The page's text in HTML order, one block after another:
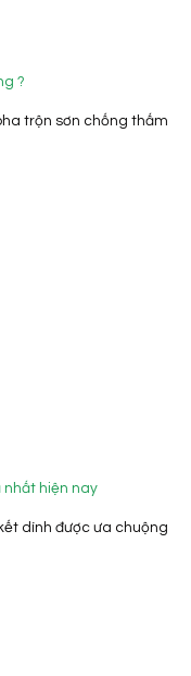
?
trộn sơn chống thấm
nhất hiện nay
dính được ưa chuộng